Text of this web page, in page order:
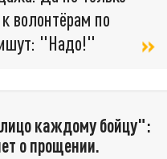
волонтёрам по
"Надо!"
каждому бойцу":
о прощении.